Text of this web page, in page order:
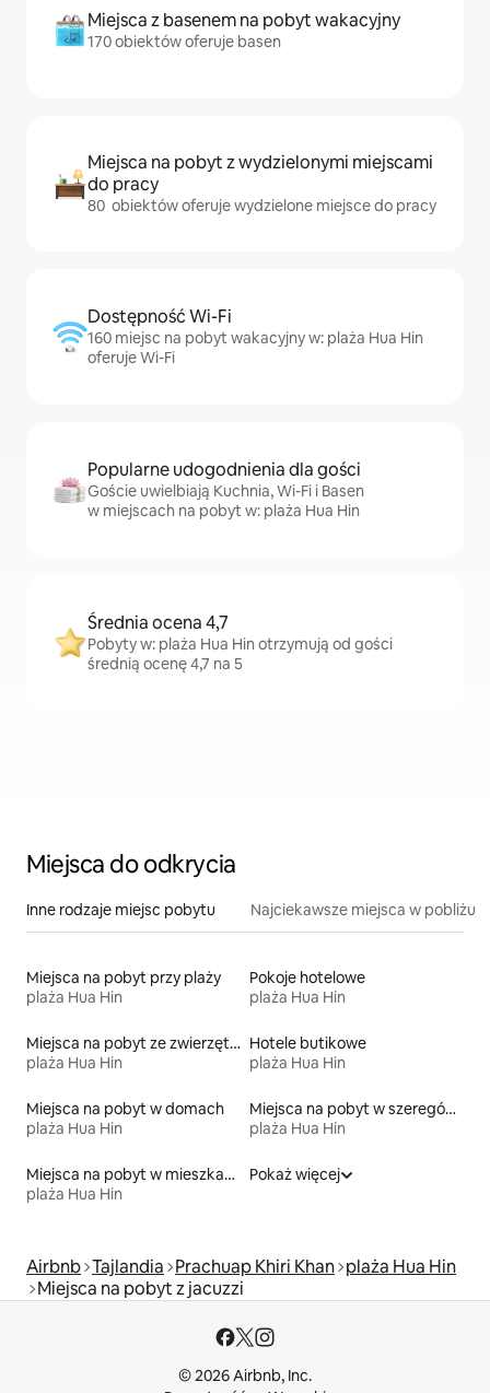
Miejsca z basenem na pobyt wakacyjny
170 obiektów oferuje basen
Miejsca na pobyt z wydzielonymi miejscami
do pracy
80 obiektów oferuje wydzielone miejsce do pracy
Dostępność Wi-Fi
160 miejsc na pobyt wakacyjny w: plaża Hua Hin
oferuje Wi-Fi
Popularne udogodnienia dla gości
Goście uwielbiają Kuchnia, Wi-Fi i Basen
w miejscach na pobyt w: plaża Hua Hin
Średnia ocena 4,7
Pobyty w: plaża Hua Hin otrzymują od gości
średnią ocenę 4,7 na 5
Miejsca do odkrycia
Inne rodzaje miejsc pobytu Najciekawsze miejsca w pobliżu
Miejsca na pobyt przy plaży
plaża Hua Hin
Pokoje hotelowe
plaża Hua Hin
Miejsca na pobyt ze zwierzętami
plaża Hua Hin
Hotele butikowe
plaża Hua Hin
Miejsca na pobyt w domach
plaża Hua Hin
Miejsca na pobyt w szeregówkach
plaża Hua Hin
Miejsca na pobyt w mieszkaniach typu condo
plaża Hua Hin
Pokaż więcej
Airbnb Tajlandia Prachuap Khiri Khan plaża Hua Hin
Miejsca na pobyt z jacuzzi
© 2026 Airbnb, Inc.